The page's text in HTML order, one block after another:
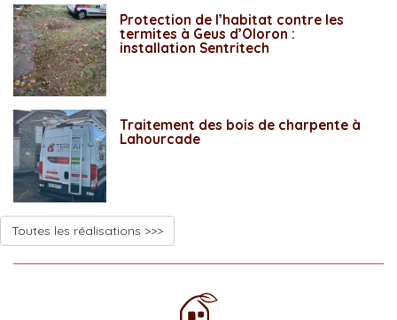
Protection de l’habitat contre les
termites à Geus d’Oloron :
installation Sentritech
Traitement des bois de charpente à
Lahourcade
Toutes les réalisations >>>